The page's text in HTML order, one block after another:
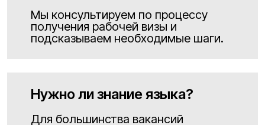
Мы консультируем по процессу
получения рабочей визы и
подсказываем необходимые шаги.
Нужно ли знание языка?
Для большинства вакансий